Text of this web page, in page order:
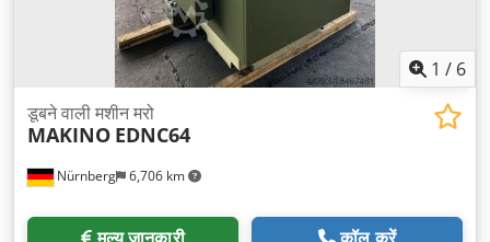
1 / 6
Nürnberg 6,706 km
डूबने वाली मशीन मरो
MAKINO EDNC64